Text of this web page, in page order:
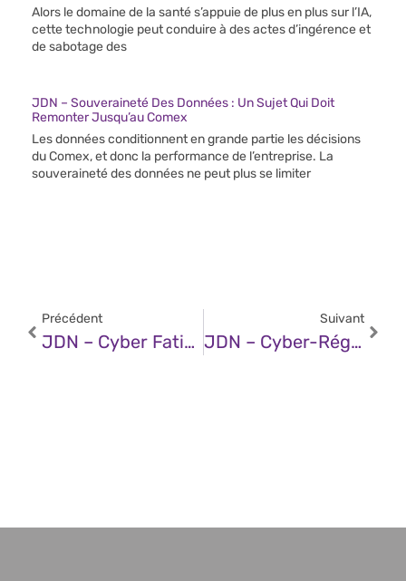
Alors le domaine de la santé s’appuie de plus en plus sur l’IA,
cette technologie peut conduire à des actes d’ingérence et
de sabotage des
JDN – Souveraineté Des Données : Un Sujet Qui Doit
Remonter Jusqu’au Comex
Les données conditionnent en grande partie les décisions
du Comex, et donc la performance de l’entreprise. La
souveraineté des données ne peut plus se limiter
Précédent
JDN – Cyber Fatigue : Les DSI Sont Épuisés, Les Collaborateurs Aussi
Suivant
JDN – Cyber-Régulations Européennes Et IA : Un Réveil Nécessaire Face Aux Nouvelles Menaces